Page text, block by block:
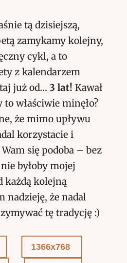
tą dzisiejszą,
zamykamy kolejny,
cykl, a to
z kalendarzem
już od… 3 lat! Kawał
to właściwie minęło?
że mimo upływu
korzystacie i
się podoba – bez
byłoby mojej
każdą kolejną
nadzieję, że nadal
tę tradycję :)
1366x768